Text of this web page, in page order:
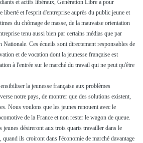
et actifs libéraux, Génération Libre a pour
liberté et l'esprit d'entreprise auprès du public jeune et
du chômage de masse, de la mauvaise orientation
tenu aussi bien par certains médias que par
Nationale. Ces écueils sont directement responsables de
et de vocation dont la jeunesse française est
à l'entrée sur le marché du travail qui ne peut qu'être
la jeunesse française aux problèmes
notre pays, de montrer que des solutions existent,
Nous voulons que les jeunes renouent avec le
de la France et non rester le wagon de queue.
jeunes désireront aux trois quarts travailler dans le
ils croiront dans l'économie de marché davantage